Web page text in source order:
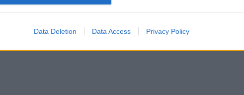
Data Deletion Data Access Privacy Policy